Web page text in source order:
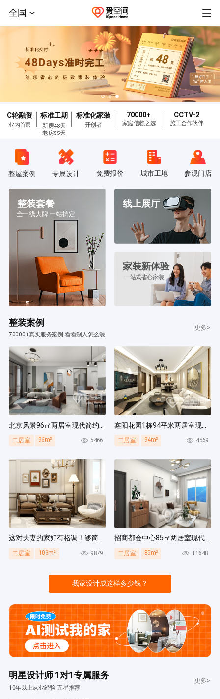
全国
C轮融资
业内首家
标准工期
新房48天
老房55天
标准化家装
开创者
70000+
家庭信赖之选
CCTV-2
施工合作伙伴
整屋案例 专属设计 免费报价 城市工地 参观门店
整装套餐
全一线大牌 一站搞定
线上展厅
家装新体验
一站式省心家装
整装案例
70000+真实服务案例 看看别人怎么装
更多>
北京风景96㎡两居室现代简约风装修案例
二居室 96m² 5466
鑫阳花园1栋94平米两居室现代简约风装修案例
二居室 94m² 4569
这对夫妻的家好有格调！够简洁还复古，好打扫卫生太贴心~
二居室 103m² 9879
招商都会中心85㎡两居室现代简约风装修案例
二居室 85m² 11648
我家设计成这样多少钱？
明星设计师 1对1专属服务
10年以上从业经验 五星推荐
更多>